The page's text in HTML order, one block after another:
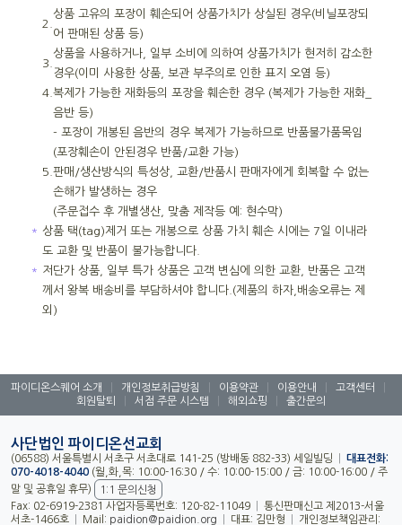
2.
상품 고유의 포장이 훼손되어 상품가치가 상실된 경우(비닐포장되
어 판매된 상품 등)
3.
상품을 사용하거나, 일부 소비에 의하여 상품가치가 현저히 감소한
경우(이미 사용한 상품, 보관 부주의로 인한 표지 오염 등)
4. 복제가 가능한 재화등의 포장을 훼손한 경우 (복제가 가능한 재화_
음반 등)
- 포장이 개봉된 음반의 경우 복제가 가능하므로 반품불가품목임
(포장훼손이 안된경우 반품/교환 가능)
5. 판매/생산방식의 특성상, 교환/반품시 판매자에게 회복할 수 없는
손해가 발생하는 경우
(주문접수 후 개별생산, 맞춤 제작등 예: 현수막)
＊ 상품 택(tag)제거 또는 개봉으로 상품 가치 훼손 시에는 7일 이내라
도 교환 및 반품이 불가능합니다.
＊ 저단가 상품, 일부 특가 상품은 고객 변심에 의한 교환, 반품은 고객
께서 왕복 배송비를 부담하셔야 합니다.(제품의 하자,배송오류는 제
외)
파이디온스퀘어 소개 개인정보취급방침 이용약관 이용안내 고객센터
회원탈퇴
서점 주문 시스템 해외쇼핑 출간문의
사단법인 파이디온선교회
(06588) 서울특별시 서초구 서초대로 141-25 (방배동 882-33) 세일빌딩
대표전화:
070-4018-4040 (월,화,목: 10:00-16:30 / 수: 10:00-15:00 / 금: 10:00-16:00 / 주
말 및 공휴일 휴무)
1:1 문의신청
Fax: 02-6919-2381 사업자등록번호: 120-82-11049
통신판매신고 제2013-서울
서초-1466호
Mail: paidion@paidion.org 대표: 김만형
개인정보책임관리: